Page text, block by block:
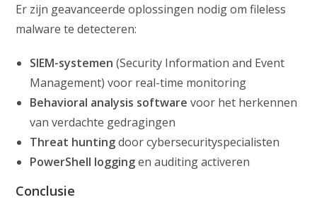
Er zijn geavanceerde oplossingen nodig om fileless
malware te detecteren:
SIEM-systemen (Security Information and Event
Management) voor real-time monitoring
Behavioral analysis software voor het herkennen
van verdachte gedragingen
Threat huntingdoor cybersecurityspecialisten
PowerShell loggingen auditing activeren
Conclusie